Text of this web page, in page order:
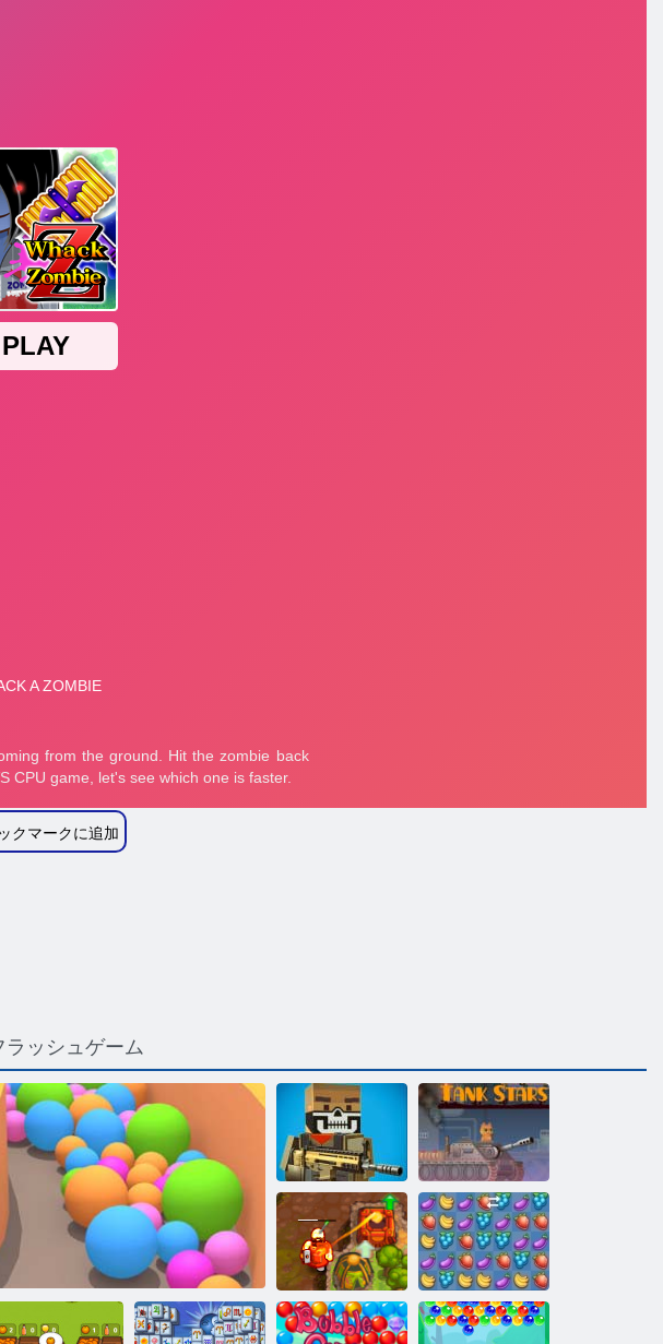
クマークに追加
ラッシュゲーム
クレイジーピ
クセルウォー
フェア
タンクスター